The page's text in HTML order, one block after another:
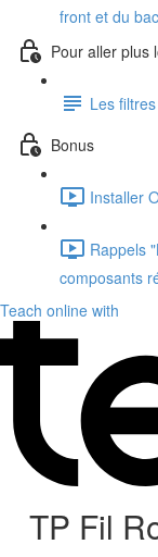
front et du
Pour aller plus
Les filtres
Bonus
Installer
Rappels
composants
Teach online with
TP Fil